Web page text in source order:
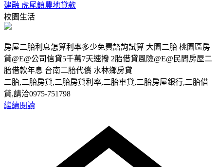
建融 虎尾鎮農地貸款
校園生活
房屋二胎利息怎算利率多少免費諮詢試算 大園二胎 桃園區房
貸@E@公司信貸5千萬7天速撥 2胎借貸風險@E@民間房屋二
胎借款年息 台南二胎代償 水林鄉房貸
二胎,二胎房貸,二胎房貸利率,二胎車貸,二胎房屋銀行,二胎借
貸,請洽0975-751798
繼續閱讀